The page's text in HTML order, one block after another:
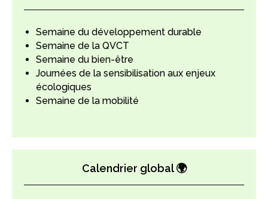
Semaine du développement durable
Semaine de la QVCT
Semaine du bien-être
Journées de la sensibilisation aux enjeux
écologiques
Semaine de la mobilité
Calendrier global 🌍